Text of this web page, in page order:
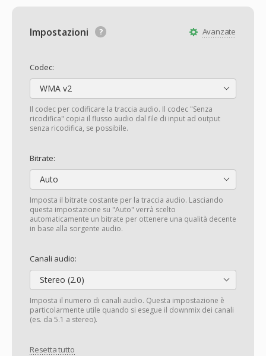
Avanzate
Impostazioni
Codec:
WMA v2
Il codec per codificare la traccia audio. Il codec "Senza
ricodifica" copia il flusso audio dal file di input ad output
senza ricodifica, se possibile.
Bitrate:
Auto
Imposta il bitrate costante per la traccia audio. Lasciando
questa impostazione su "Auto" verrà scelto
automaticamente un bitrate per ottenere una qualità decente
in base alla sorgente audio.
Canali audio:
Stereo (2.0)
Imposta il numero di canali audio. Questa impostazione è
particolarmente utile quando si esegue il downmix dei canali
(es. da 5.1 a stereo).
Resetta tutto